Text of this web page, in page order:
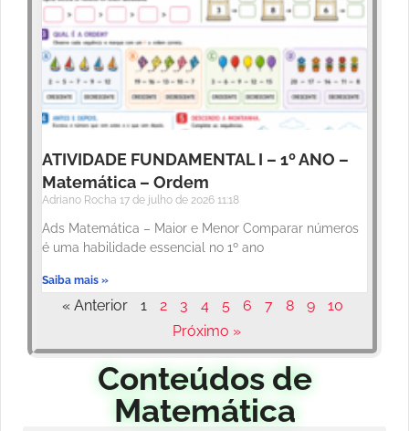
ATIVIDADE FUNDAMENTAL I – 1º ANO –
Matemática – Ordem
Adriano Rocha 17 de julho de 2026 11:18
Ads Matemática – Maior e Menor Comparar números
é uma habilidade essencial no 1º ano
Saiba mais »
« Anterior 1 2 3 4 5 6 7 8 9
10
Próximo »
Conteúdos de
Matemática